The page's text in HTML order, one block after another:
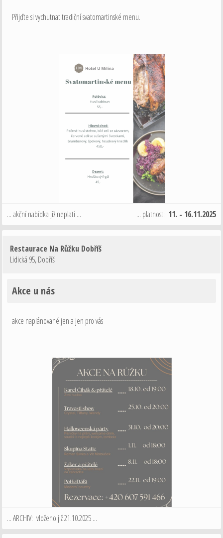
Přijďte si vychutnat tradiční svatomartinské menu.
... akční nabídka již neplatí ... ... platnost: 11. - 16.11.2025
Restaurace Na Růžku Dobříš
Lidická 95,Dobříš
Akce u nás
akce naplánované jen a jen pro vás
... ARCHIV: vloženo již 21.10.2025 ...